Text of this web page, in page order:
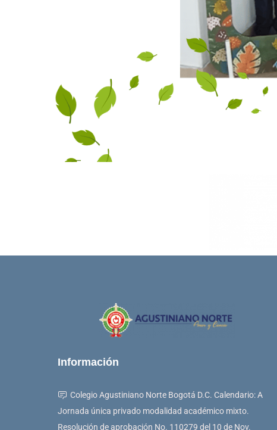
Información
Colegio Agustiniano Norte Bogotá D.C. Calendario: A
Jornada única privado modalidad académico mixto.
Resolución de aprobación No. 110279 del 10 de Nov.